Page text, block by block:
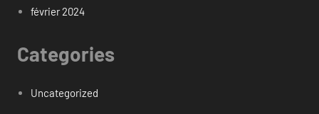
février 2024
Categories
Uncategorized